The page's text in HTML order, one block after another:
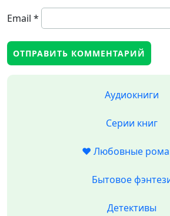
Email *
Аудиокниги
Серии книг
❤️ Любовные
Бытовое
Детективы